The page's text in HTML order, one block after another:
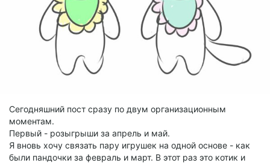
Сегодняшний пост сразу по двум организационным
моментам.
Первый - розыгрыши за апрель и май.
Я вновь хочу связать пару игрушек на одной основе - как
были пандочки за февраль и март. В этот раз это котик и